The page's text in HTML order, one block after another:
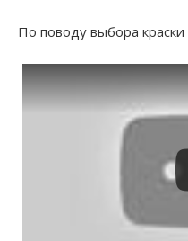
По поводу выбора